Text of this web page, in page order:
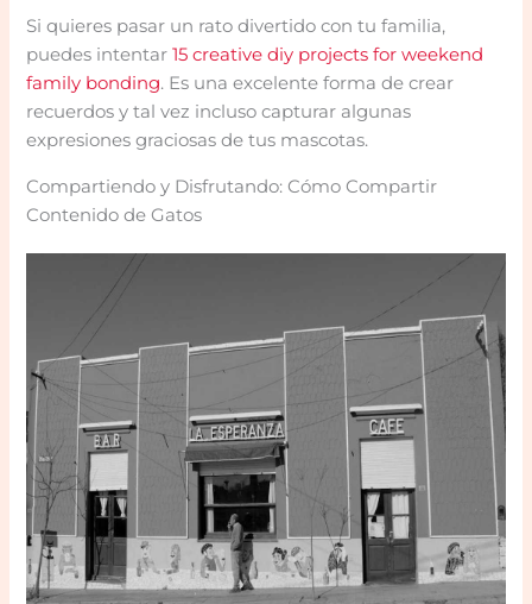
Si quieres pasar un rato divertido con tu familia,
puedes intentar15 creative diy projects for weekend
family bonding. Es una excelente forma de crear
recuerdos y tal vez incluso capturar algunas
expresiones graciosas de tus mascotas.
Compartiendo y Disfrutando: Cómo Compartir
Contenido de Gatos